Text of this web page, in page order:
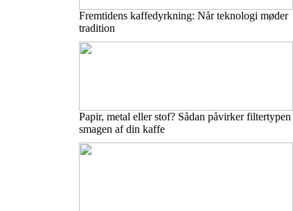
Fremtidens kaffedyrkning: Når teknologi møder
tradition
Papir, metal eller stof? Sådan påvirker filtertypen
smagen af din kaffe